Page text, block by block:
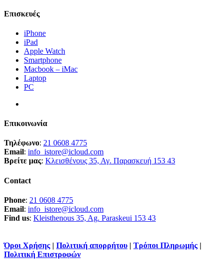
Επισκευές
iPhone
iPad
Apple Watch
Smartphone
Macbook – iMac
Laptop
PC
Επικοινωνία
Τηλέφωνο: 21 0608 4775
Email: info_istore@icloud.com
Βρείτε μας: Κλεισθένους 35, Αγ. Παρασκευή 153 43
Contact
Phone: 21 0608 4775
Email: info_istore@icloud.com
Find us: Kleisthenous 35, Ag. Paraskeui 153 43
Όροι Χρήσης | Πολιτική απορρήτου | Τρόποι Πληρωμής |
Πολιτική Επιστροφών